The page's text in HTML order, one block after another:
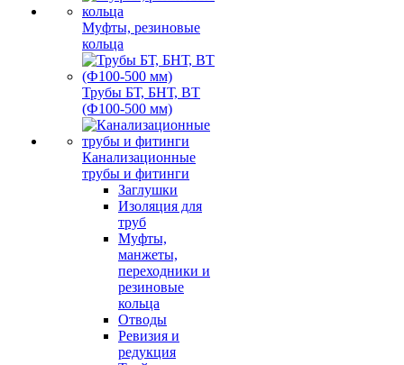
Муфты, резиновые
кольца
Трубы БТ, БНТ, ВТ
(Ф100-500 мм)
Канализационные
трубы и фитинги
Заглушки
Изоляция для
труб
Муфты,
манжеты,
переходники и
резиновые
кольца
Отводы
Ревизия и
редукция